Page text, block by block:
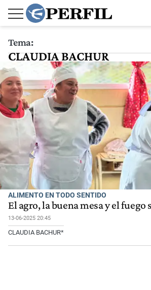
Tema:
CLAUDIA BACHUR
ALIMENTO EN TODO SENTIDO
El agro, la buena mesa y el fuego
13-06-2025 20:45
CLAUDIA BACHUR*